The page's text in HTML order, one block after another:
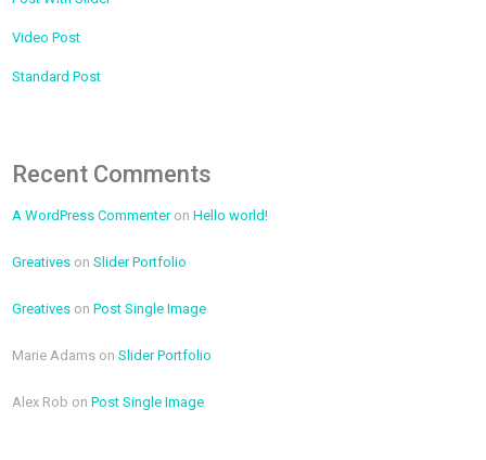
Video Post
Standard Post
Recent Comments
A WordPress CommenteronHello world!
Greatives onSlider Portfolio
Greatives onPost Single Image
Marie Adams onSlider Portfolio
Alex Rob onPost Single Image